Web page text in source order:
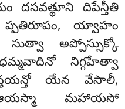
దసవత్థూని దిపేన్తీతి
య్వాహం
అప్పోస్సుక్కో
నిగ్గహేత్వా
యేన వేసాలీ,
మహాయసో